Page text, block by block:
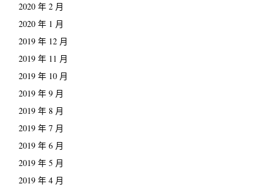
2020 年 2 月
2020 年 1 月
2019 年 12 月
2019 年 11 月
2019 年 10 月
2019 年 9 月
2019 年 8 月
2019 年 7 月
2019 年 6 月
2019 年 5 月
2019 年 4 月